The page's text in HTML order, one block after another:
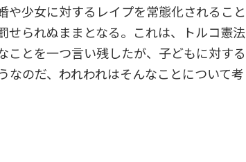
や少女に対するレイプを常態化されること
せられぬままとなる。これは、トルコ憲法
ことを一つ言い残したが、子どもに対する
のだ、われわれはそんなことについて考